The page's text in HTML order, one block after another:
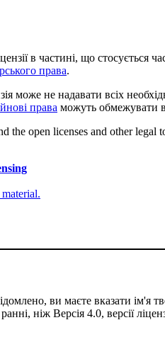
в частині, що стосується
права.
може не надавати всіх
права можуть обмежувати
the open licenses and other
ви маєте вказати ім'я
ніж Версія 4.0, версії